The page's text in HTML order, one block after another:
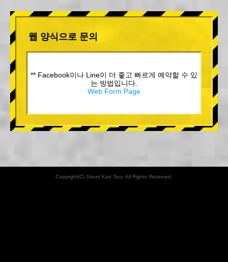
웹 양식으로 문의
** Facebook이나 Line이 더 좋고 빠르게 예약할 수 있
는 방법입니다.
Web Form Page
Copyright(C) Street Kart Tour. All Rights Reserved.